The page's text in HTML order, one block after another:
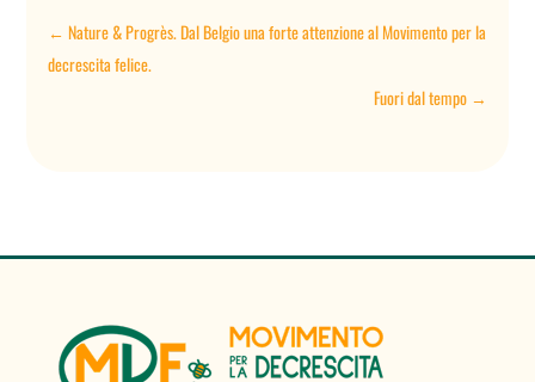
←Nature & Progrès. Dal Belgio una forte attenzione al Movimento per la
decrescita felice.
Fuori dal tempo→